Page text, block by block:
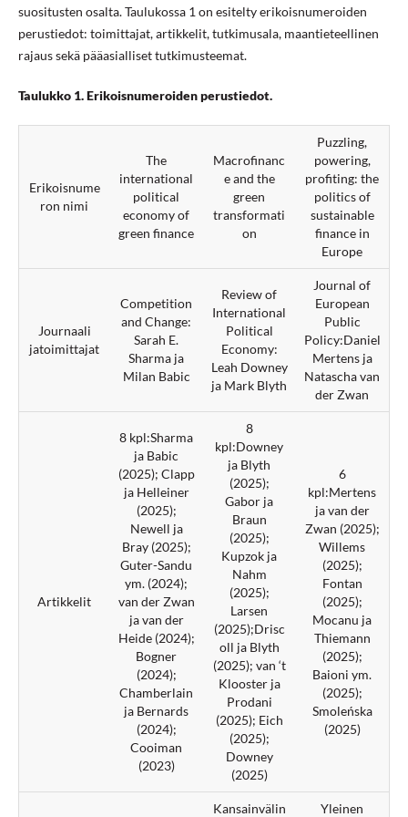
suositusten osalta. Taulukossa 1 on esitelty erikoisnumeroiden
perustiedot: toimittajat, artikkelit, tutkimusala, maantieteellinen
rajaus sekä pääasialliset tutkimusteemat.
Taulukko 1. Erikoisnumeroiden perustiedot.
Erikoisnume
ron nimi
The
international
political
economy of
green finance
Macrofinanc
e and the
green
transformati
on
Puzzling,
powering,
profiting: the
politics of
sustainable
finance in
Europe
Journaali
jatoimittajat
Competition
and Change:
Sarah E.
Sharma ja
Milan Babic
Review of
International
Political
Economy:
Leah Downey
ja Mark Blyth
Journal of
European
Public
Policy:Daniel
Mertens ja
Natascha van
der Zwan
Artikkelit
8 kpl:Sharma
ja Babic
(2025); Clapp
ja Helleiner
(2025);
Newell ja
Bray (2025);
Guter-Sandu
ym. (2024);
van der Zwan
ja van der
Heide (2024);
Bogner
(2024);
Chamberlain
ja Bernards
(2024);
Cooiman
(2023)
8
kpl:Downey
ja Blyth
(2025);
Gabor ja
Braun
(2025);
Kupzok ja
Nahm
(2025);
Larsen
(2025);Drisc
oll ja Blyth
(2025); van ‘t
Klooster ja
Prodani
(2025); Eich
(2025);
Downey
(2025)
6
kpl:Mertens
ja van der
Zwan (2025);
Willems
(2025);
Fontan
(2025);
Mocanu ja
Thiemann
(2025);
Baioni ym.
(2025);
Smoleńska
(2025)
Kansainvälin
Yleinen